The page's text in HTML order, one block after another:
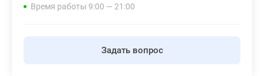
Время работы 9:00 — 21:00
Задать вопрос